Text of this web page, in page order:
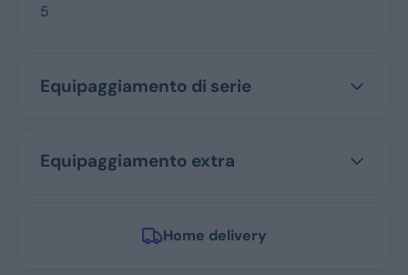
5
Equipaggiamento di serie
Equipaggiamento extra
Home delivery